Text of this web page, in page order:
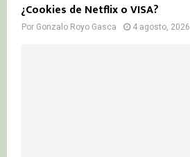
¿Cookies de Netflix o VISA?
Por Gonzalo Royo Gasca 4 agosto, 2026